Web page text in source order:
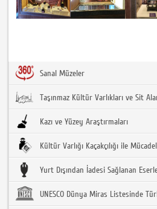
Sanal Müzeler
Taşınmaz Kültür Varlıkları ve Sit
Kazı ve Yüzey Araştırmaları
Kültür Varlığı Kaçakçılığı ile
Yurt Dışından İadesi Sağlanan
UNESCO Dünya Miras Listesinde